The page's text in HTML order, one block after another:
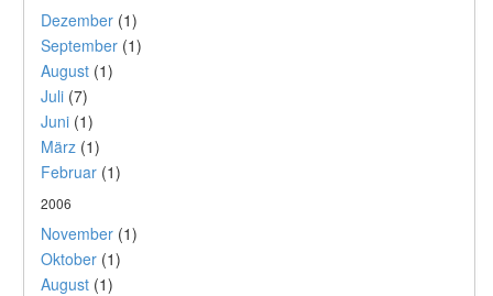
Dezember (1)
September (1)
August (1)
Juli (7)
Juni (1)
März (1)
Februar (1)
2006
November (1)
Oktober (1)
August (1)